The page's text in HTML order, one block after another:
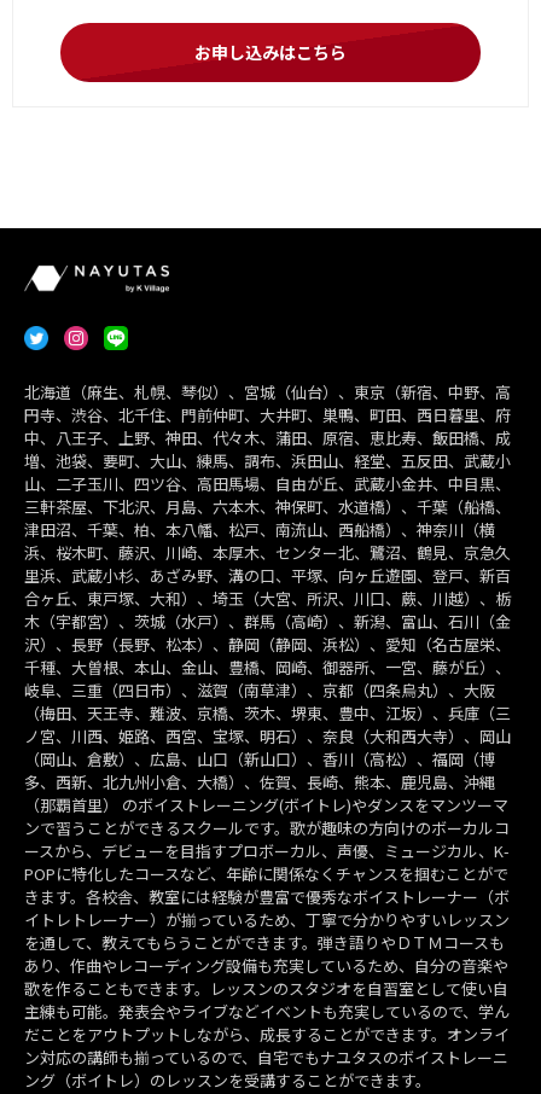
お申し込みはこちら
北海道（麻生、札幌、琴似）、宮城（仙台）、東京（新宿、中野、高
円寺、渋谷、北千住、門前仲町、大井町、巣鴨、町田、西日暮里、府
中、八王子、上野、神田、代々木、蒲田、原宿、恵比寿、飯田橋、成
増、池袋、要町、大山、練馬、調布、浜田山、経堂、五反田、武蔵小
山、二子玉川、四ツ谷、高田馬場、自由が丘、武蔵小金井、中目黒、
三軒茶屋、下北沢、月島、六本木、神保町、水道橋）、千葉（船橋、
津田沼、千葉、柏、本八幡、松戸、南流山、西船橋）、神奈川（横
浜、桜木町、藤沢、川崎、本厚木、センター北、鷺沼、鶴見、京急久
里浜、武蔵小杉、あざみ野、溝の口、平塚、向ヶ丘遊園、登戸、新百
合ヶ丘、東戸塚、大和）、埼玉（大宮、所沢、川口、蕨、川越）、栃
木（宇都宮）、茨城（水戸）、群馬（高崎）、新潟、富山、石川（金
沢）、長野（長野、松本）、静岡（静岡、浜松）、愛知（名古屋栄、
千種、大曽根、本山、金山、豊橋、岡崎、御器所、一宮、藤が丘）、
岐阜、三重（四日市）、滋賀（南草津）、京都（四条烏丸）、大阪
（梅田、天王寺、難波、京橋、茨木、堺東、豊中、江坂）、兵庫（三
ノ宮、川西、姫路、西宮、宝塚、明石）、奈良（大和西大寺）、岡山
（岡山、倉敷）、広島、山口（新山口）、香川（高松）、福岡（博
多、西新、北九州小倉、大橋）、佐賀、長崎、熊本、鹿児島、沖縄
（那覇首里） のボイストレーニング(ボイトレ)やダンスをマンツーマ
ンで習うことができるスクールです。歌が趣味の方向けのボーカルコ
ースから、デビューを目指すプロボーカル、声優、ミュージカル、K-
POPに特化したコースなど、年齢に関係なくチャンスを掴むことがで
きます。各校舎、教室には経験が豊富で優秀なボイストレーナー（ボ
イトレトレーナー）が揃っているため、丁寧で分かりやすいレッスン
を通して、教えてもらうことができます。弾き語りやＤＴＭコースも
あり、作曲やレコーディング設備も充実しているため、自分の音楽や
歌を作ることもできます。レッスンのスタジオを自習室として使い自
主練も可能。発表会やライブなどイベントも充実しているので、学ん
だことをアウトプットしながら、成長することができます。オンライ
ン対応の講師も揃っているので、自宅でもナユタスのボイストレーニ
ング（ボイトレ）のレッスンを受講することができます。